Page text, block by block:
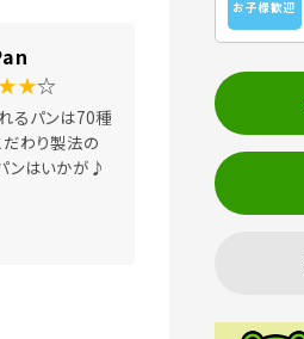
☆
るパンは70種
だわり製法の
ンはいかが♪
お子様歓迎